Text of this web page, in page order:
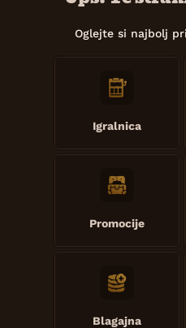
Oglejte si najbolj
Igralnica
Promocije
Blagajna